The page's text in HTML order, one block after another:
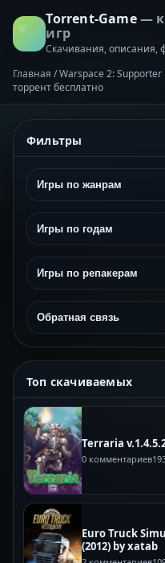
Torrent-Game—
игр
Скачивания, описания,
Главная /Warspace 2: Supporter
торрент бесплатно
Фильтры
Игры по жанрам
Игры по годам
Игры по репакерам
Обратная связь
Топ скачиваемых
Terraria
0 комментариев
Euro Truck
(2012) by xatab